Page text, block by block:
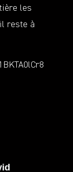
les
reste à